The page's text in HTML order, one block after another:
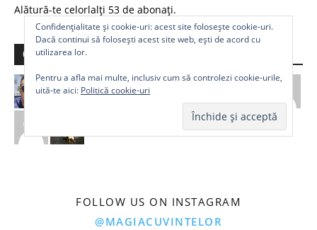
Alătură-te celorlalți 53 de abonați.
Comunitate
Confidențialitate și cookie-uri: acest site folosește cookie-uri.
Dacă continui să folosești acest site web, ești de acord cu
utilizarea lor.
Pentru a afla mai multe, inclusiv cum să controlezi cookie-urile,
uită-te aici: Politică cookie-uri
FOLLOW US ON INSTAGRAM
@MAGIACUVINTELOR